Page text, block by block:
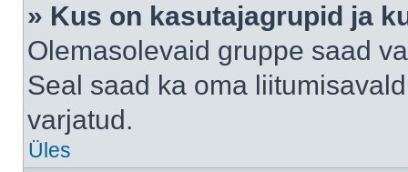
» Kus on kasutajagrupid ja
Olemasolevaid gruppe saad
Seal saad ka oma
varjatud.
Üles